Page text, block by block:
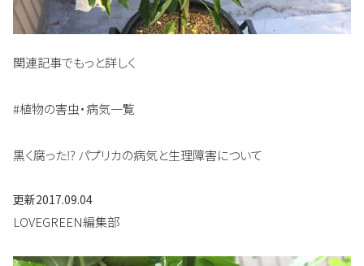
関連記事でもっと詳しく
#植物の害虫・病気一覧
黒く腐った⁉ パプリカの病気と生理障害について
更新2017.09.04
LOVEGREEN編集部